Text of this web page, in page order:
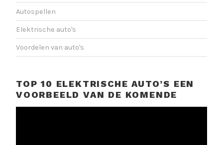
Autospellen
Elektrische auto's
Voordelen van auto's
TOP 10 ELEKTRISCHE AUTO’S EEN
VOORBEELD VAN DE KOMENDE